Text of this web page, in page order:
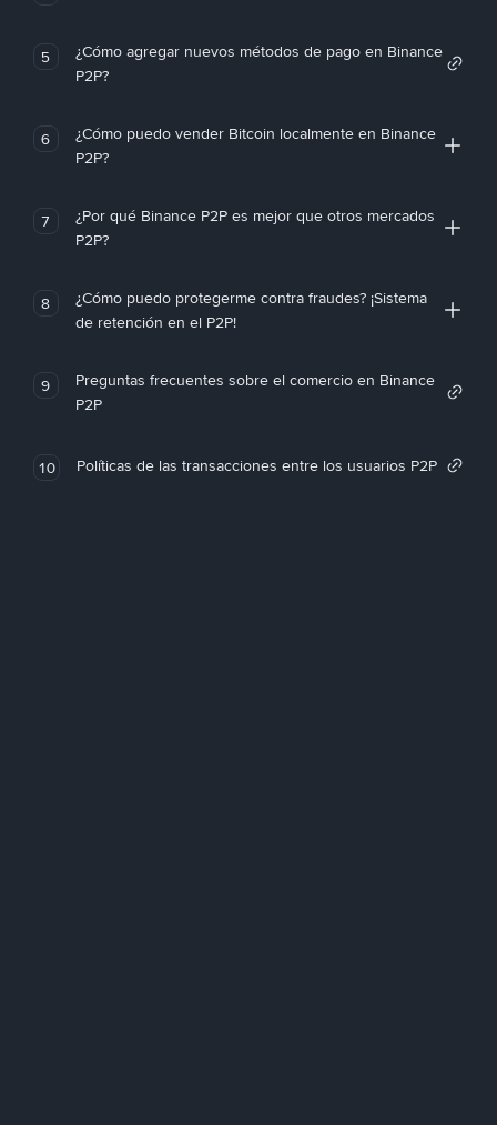
5
¿Cómo agregar nuevos métodos de pago en Binance
P2P?
6
¿Cómo puedo vender Bitcoin localmente en Binance
P2P?
7
¿Por qué Binance P2P es mejor que otros mercados
P2P?
8
¿Cómo puedo protegerme contra fraudes? ¡Sistema
de retención en el P2P!
9
Preguntas frecuentes sobre el comercio en Binance
P2P
10 Políticas de las transacciones entre los usuarios P2P